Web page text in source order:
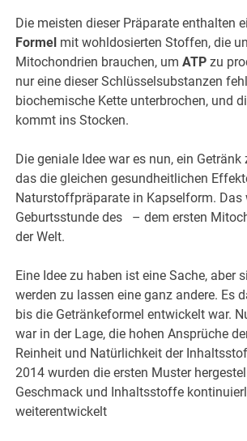
Die meisten dieser Präparate enthalten
Formel mit wohldosierten Stoffen, die
Mitochondrien brauchen, umATP zu
nur eine dieser Schlüsselsubstanzen
biochemische Kette unterbrochen, und
kommt ins Stocken.
Die geniale Idee war es nun, ein
das die gleichen gesundheitlichen
Naturstoffpräparate in Kapselform. Das
Geburtsstunde des
– dem ersten
der Welt.
Eine Idee zu haben ist eine Sache, aber
werden zu lassen eine ganz andere. Es
bis die Getränkeformel entwickelt war.
war in der Lage, die hohen Ansprüche
Reinheit und Natürlichkeit der
2014 wurden die ersten Muster
Geschmack und Inhaltsstoffe
weiterentwickelt